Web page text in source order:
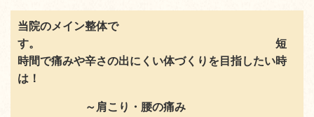
当院のメイン整体で
す。 短
時間で痛みや辛さの出にくい体づくりを目指したい時
は！
～ 肩こり・腰の痛み